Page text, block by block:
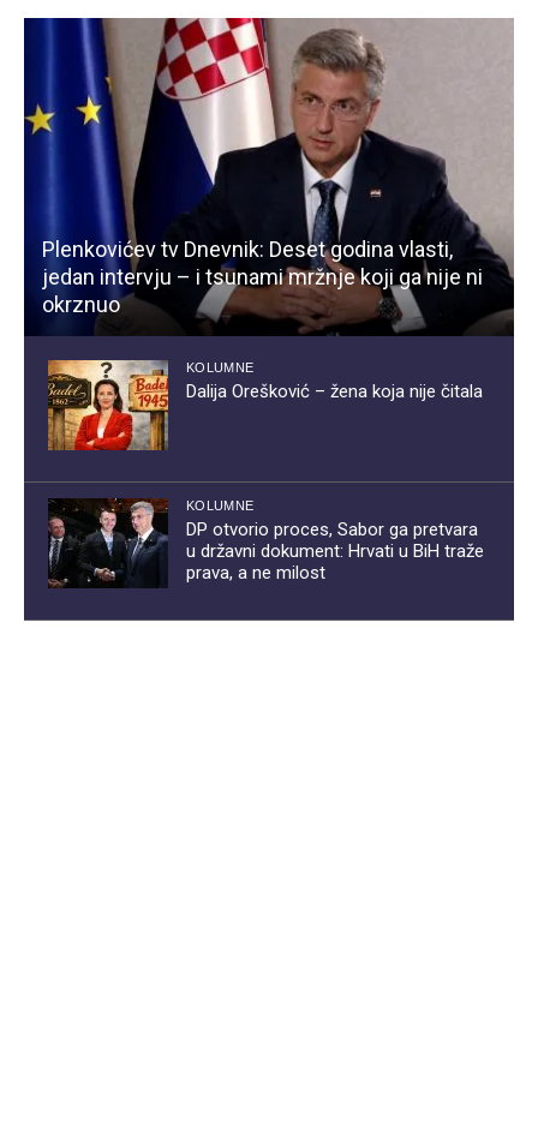
Plenkovićev tv Dnevnik: Deset godina vlasti,
jedan intervju – i tsunami mržnje koji ga nije ni
okrznuo
KOLUMNE
Dalija Orešković – žena koja nije čitala
KOLUMNE
DP otvorio proces, Sabor ga pretvara
u državni dokument: Hrvati u BiH traže
prava, a ne milost